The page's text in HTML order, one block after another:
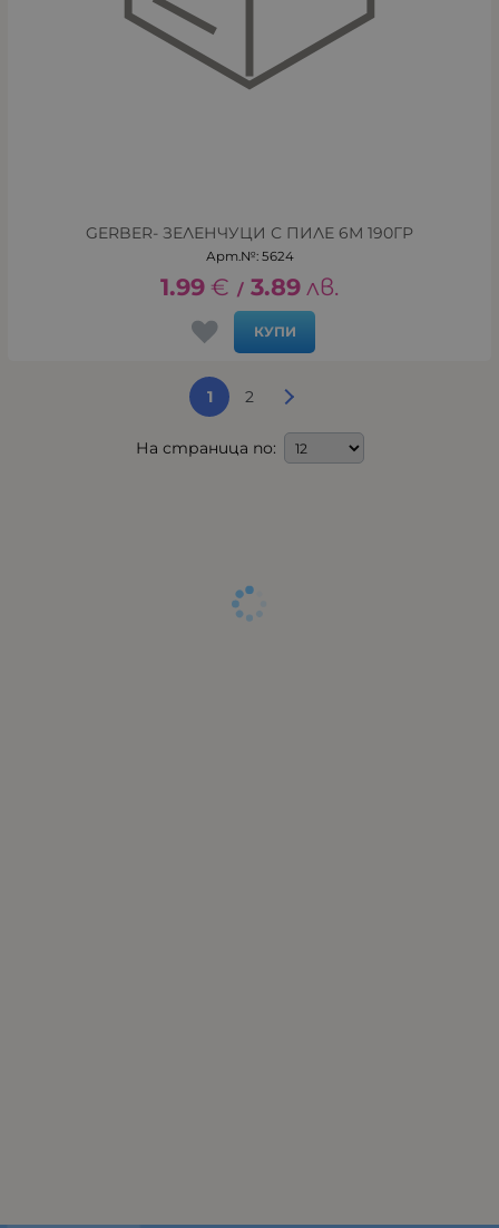
GERBER- ЗЕЛЕНЧУЦИ С ПИЛЕ 6М 190ГР
Арт.№: 5624
1.99 € / 3.89 лв.
КУПИ
1 2
На страница по: